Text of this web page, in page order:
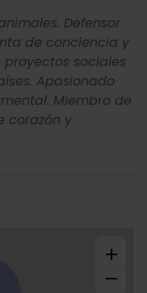
Defensor
de conciencia y
sociales
Apasionado
Miembro de
corazón y
+
−